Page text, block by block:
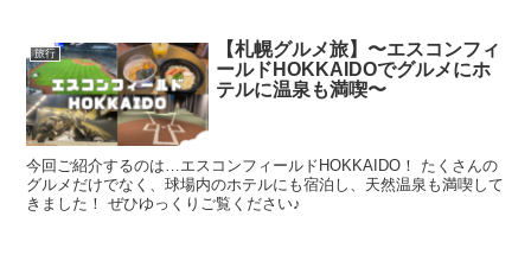
旅行
【札幌グルメ旅】〜エスコンフィ
ールドHOKKAIDOでグルメにホ
テルに温泉も満喫〜
今回ご紹介するのは…エスコンフィールドHOKKAIDO！ たくさんの
グルメだけでなく、球場内のホテルにも宿泊し、天然温泉も満喫して
きました！ ぜひゆっくりご覧ください♪